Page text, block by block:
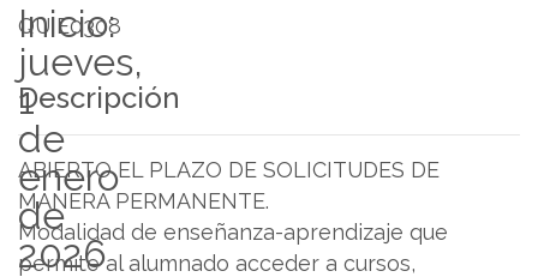
Inicio:
jueves,
1
de
enero
de
2026
QUIE0308
Descripción
ABIERTO EL PLAZO DE SOLICITUDES DE
MANERA PERMANENTE.
Modalidad de enseñanza-aprendizaje que
permite al alumnado acceder a cursos,